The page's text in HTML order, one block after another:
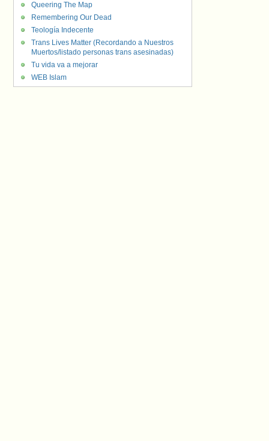
Queering The Map
Remembering Our Dead
Teología Indecente
Trans Lives Matter (Recordando a Nuestros
Muertos/listado personas trans asesinadas)
Tu vida va a mejorar
WEB Islam